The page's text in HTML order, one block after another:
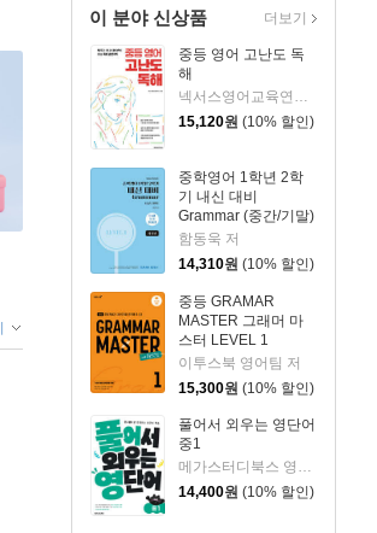
이 분야 신상품
중등 영어 고난도 독
해
넥서스영어교육연구소 저
15,120원 (10% 할인)
중학영어 1학년 2학
기 내신 대비
Grammar (중간/기말)
YBM(박준언)
함동욱 저
14,310원 (10% 할인)
중등 GRAMAR
MASTER 그래머 마
스터 LEVEL 1
이투스북 영어팀 저
15,300원 (10% 할인)
풀어서 외우는 영단어
중1
메가스터디북스 영어연구팀 저
14,400원 (10% 할인)
더보기